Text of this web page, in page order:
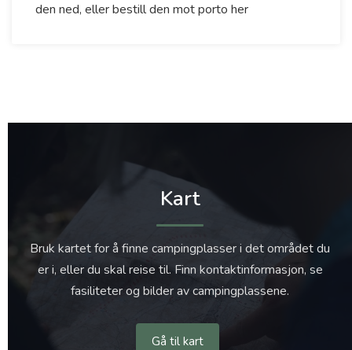
den ned, eller bestill den mot porto her
Kart
Bruk kartet for å finne campingplasser i det området du
er i, eller du skal reise til. Finn kontaktinformasjon, se
fasiliteter og bilder av campingplassene.
Gå til kart